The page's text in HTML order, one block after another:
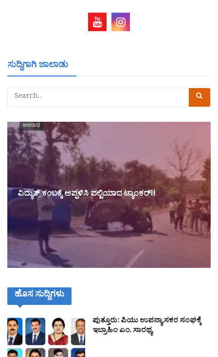
ಸುದ್ದಿಗಾಗಿ ಜಾಲಾಡು
ಅಪರಾಧ
ವಿದ್ಯುತ್ ಕಂಬಕ್ಕೆ ಅಪ್ಪಳಿಸಿ ಪಲ್ಟಿಯಾದ ಟ್ಯಾಂಕರ್!!
ಹೊಸ ಸುದ್ದಿಗಳು
ಪುತ್ತೂರು: ಪಿಯು ಉಪನ್ಯಾಸಕರ ಸಂಘಕ್ಕೆ
ಇಬ್ರಾಹಿಂ ಎಂ. ಸಾರಥ್ಯ